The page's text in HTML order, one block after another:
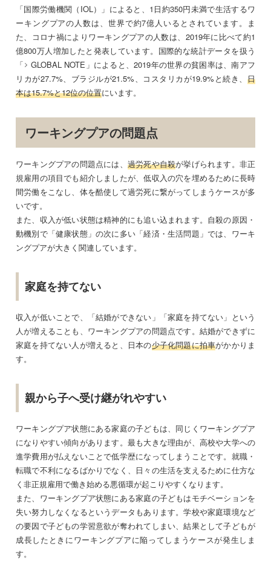
「国際労働機関（IOL）」によると、1日約350円未満で生活するワ
ーキングプアの人数は、世界で約7億人いるとされています。ま
た、コロナ禍によりワーキングプアの人数は、2019年に比べて約1
億800万人増加したと発表しています。国際的な統計データを扱う
「
GLOBAL NOTE 」によると、2019年の世界の貧困率は、南アフ
リカが27.7%、ブラジルが21.5%、コスタリカが19.9%と続き、 日
本は15.7%と12位の位置にいます。
ワーキングプアの問題点
ワーキングプアの問題点には、 過労死や自殺が挙げられます。非正
規雇用の項目でも紹介しましたが、低収入の穴を埋めるために長時
間労働をこなし、体を酷使して過労死に繋がってしまうケースが多
いです。
また、収入が低い状態は精神的にも追い込まれます。自殺の原因・
動機別で「健康状態」の次に多い「経済・生活問題」では、ワーキ
ングプアが大きく関連しています。
家庭を持てない
収入が低いことで、「結婚ができない」「家庭を持てない」という
人が増えることも、ワーキングプアの問題点です。結婚ができずに
家庭を持てない人が増えると、日本の少子化問題に拍車がかかりま
す。
親から子へ受け継がれやすい
ワーキングプア状態にある家庭の子どもは、同じくワーキングプア
になりやすい傾向があります。最も大きな理由が、高校や大学への
進学費用が払えないことで低学歴になってしまうことです。就職・
転職で不利になるばかりでなく、日々の生活を支えるために仕方な
く非正規雇用で働き始める悪循環が起こりやすくなります。
また、ワーキングプア状態にある家庭の子どもはモチベーションを
失い努力しなくなるというデータもあります。学校や家庭環境など
の要因で子どもの学習意欲が奪われてしまい、結果として子どもが
成長したときにワーキングプアに陥ってしまうケースが発生しま
す。